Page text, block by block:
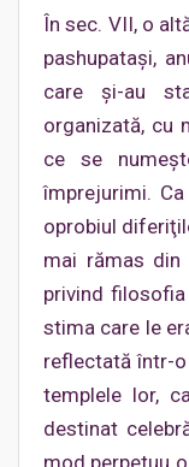
În sec. VII, o
pashupataşi,
care şi-au
organizată, cu
ce se
împrejurimi.
oprobiul
mai rămas din
privind
stima care le
reflectată într-
templele lor,
destinat
mod perpetuu